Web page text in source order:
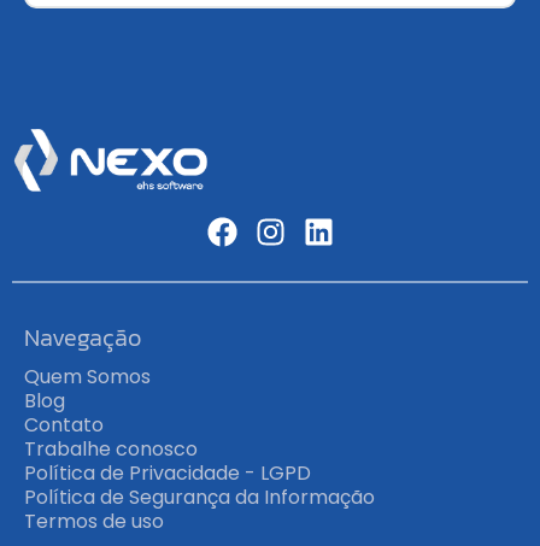
Navegação
Quem Somos
Blog
Contato
Trabalhe conosco
Política de Privacidade - LGPD
Política de Segurança da Informação
Termos de uso